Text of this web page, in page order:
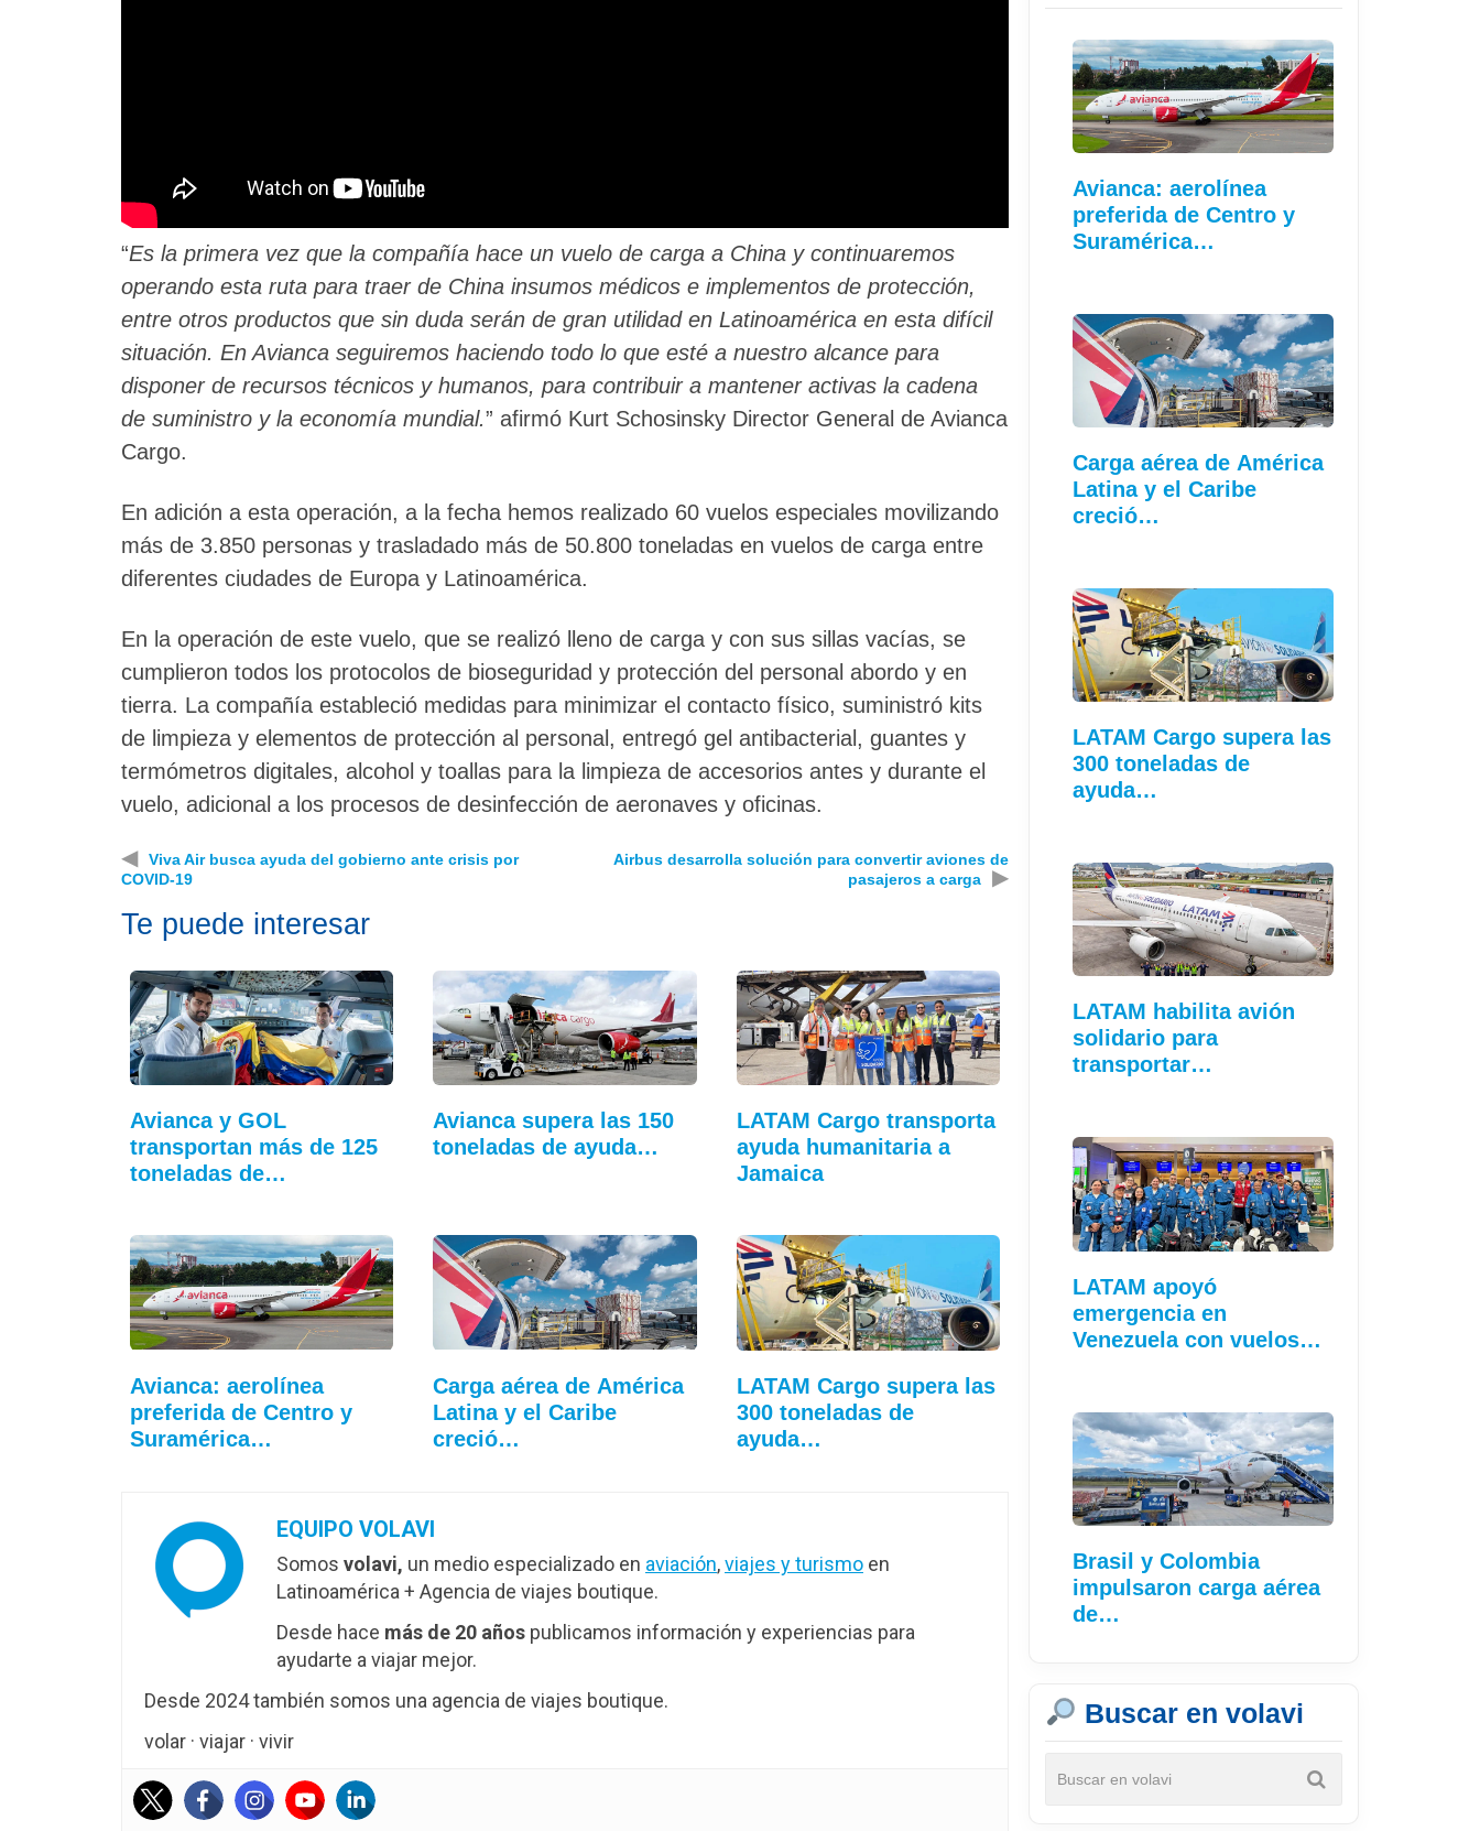
“Es la primera vez que la compañía hace un vuelo de carga a China y continuaremos
operando esta ruta para traer de China insumos médicos e implementos de protección,
entre otros productos que sin duda serán de gran utilidad en Latinoamérica en esta difícil
situación. En Avianca seguiremos haciendo todo lo que esté a nuestro alcance para
disponer de recursos técnicos y humanos, para contribuir a mantener activas la cadena
de suministro y la economía mundial.” afirmó Kurt Schosinsky Director General de Avianca
Cargo.
En adición a esta operación, a la fecha hemos realizado 60 vuelos especiales movilizando
más de 3.850 personas y trasladado más de 50.800 toneladas en vuelos de carga entre
diferentes ciudades de Europa y Latinoamérica.
En la operación de este vuelo, que se realizó lleno de carga y con sus sillas vacías, se
cumplieron todos los protocolos de bioseguridad y protección del personal abordo y en
tierra. La compañía estableció medidas para minimizar el contacto físico, suministró kits
de limpieza y elementos de protección al personal, entregó gel antibacterial, guantes y
termómetros digitales, alcohol y toallas para la limpieza de accesorios antes y durante el
vuelo, adicional a los procesos de desinfección de aeronaves y oficinas.
◀
Viva Air busca ayuda del gobierno ante crisis por
COVID-19
Airbus desarrolla solución para convertir aviones de
pasajeros a carga
▶
Te puede interesar
Avianca y GOL
transportan más de 125
toneladas de…
Avianca supera las 150
toneladas de ayuda…
LATAM Cargo transporta
ayuda humanitaria a
Jamaica
Avianca: aerolínea
preferida de Centro y
Suramérica…
Carga aérea de América
Latina y el Caribe
creció…
LATAM Cargo supera las
300 toneladas de
ayuda…
EQUIPO VOLAVI
Somos volavi, un medio especializado en aviación,viajes y turismo en
Latinoamérica + Agencia de viajes boutique.
Desde hace más de 20 años publicamos información y experiencias para
ayudarte a viajar mejor.
Desde 2024 también somos una agencia de viajes boutique.
volar · viajar · vivir
Avianca: aerolínea
preferida de Centro y
Suramérica…
Carga aérea de América
Latina y el Caribe
creció…
LATAM Cargo supera las
300 toneladas de
ayuda…
LATAM habilita avión
solidario para
transportar…
LATAM apoyó
emergencia en
Venezuela con vuelos…
Brasil y Colombia
impulsaron carga aérea
de…
Buscar en volavi